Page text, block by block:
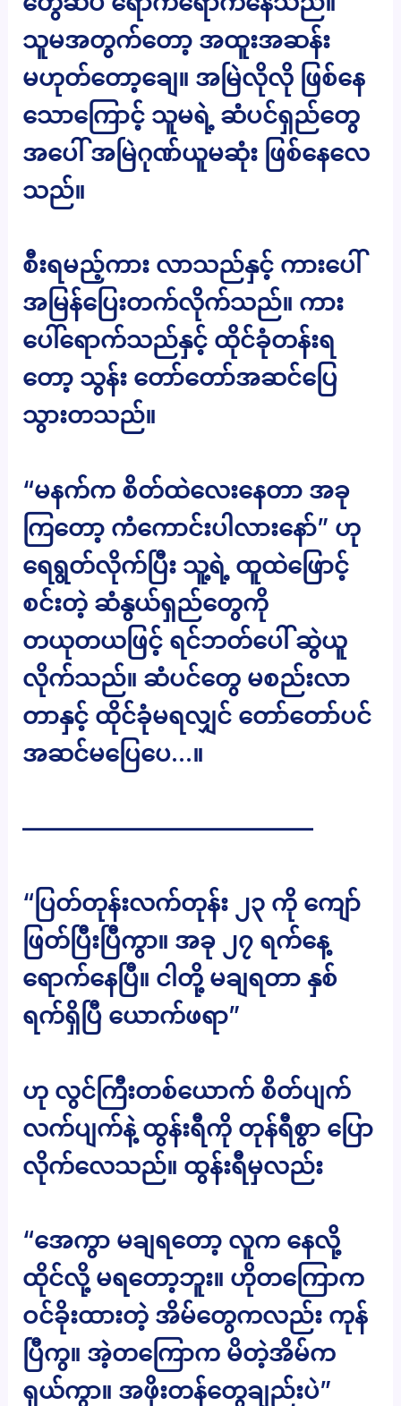
သူမအတွက်တော့ အထူးအဆန်း
မဟုတ်တော့ချေ။ အမြဲလိုလို ဖြစ်နေ
သောကြောင့် သူမရဲ့ ဆံပင်ရှည်တွေ
အပေါ် အမြဲဂုဏ်ယူမဆုံး ဖြစ်နေလေ
သည်။
စီးရမည့်ကား လာသည်နှင့် ကားပေါ်
အမြန်ပြေးတက်လိုက်သည်။ ကား
ပေါ်ရောက်သည်နှင့် ထိုင်ခုံတန်းရ
တော့ သွန်း တော်တော်အဆင်ပြေ
သွားတသည်။
“မနက်က စိတ်ထဲလေးနေတာ အခု
ကြတော့ ကံကောင်းပါလားနော်” ဟု
ရေရွတ်လိုက်ပြီး သူ့ရဲ့ ထူထဲဖြောင့်
စင်းတဲ့ ဆံနွယ်ရှည်တွေကို
တယုတယဖြင့် ရင်ဘတ်ပေါ် ဆွဲယူ
လိုက်သည်။ ဆံပင်တွေ မစည်းလာ
တာနှင့် ထိုင်ခုံမရလျှင် တော်တော်ပင်
အဆင်မပြေပေ…။
————————————–
“​ပြတ်တုန်းလက်တုန်း ၂၃ ကို ကျော်
ဖြတ်ပြီးပြီကွာ။ အခု ၂၇ ရက်နေ့
ရောက်နေပြီ။ ငါတို့ မချရတာ နှစ်
ရက်ရှိပြီ ယောက်ဖရာ”
ဟု လွင်ကြီးတစ်ယောက် စိတ်ပျက်
လက်ပျက်နဲ့ ထွန်းရီကို တုန်ရီစွာ ပြော
လိုက်လေသည်။ ထွန်းရီမှလည်း
“အေကွာ မချရတော့ လူက နေလို့
ထိုင်လို့ မရတော့ဘူး။ ဟိုတကြောက
ဝင်ခိုးထားတဲ့ အိမ်တွေကလည်း ကုန်
ပြီကွ။ အဲ့တကြောက မိတဲ့အိမ်က
ရှယ်ကွာ။ အဖိုးတန်တွေချည်းပဲ”